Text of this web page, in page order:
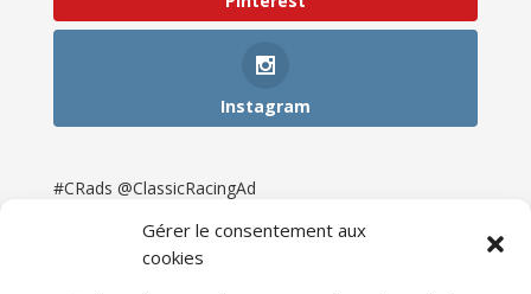
Gérer le consentement aux
cookies
Instagram
#CRads @ClassicRacingAd